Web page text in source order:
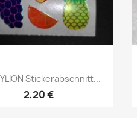
Stickerabschnitt...
2,20 €